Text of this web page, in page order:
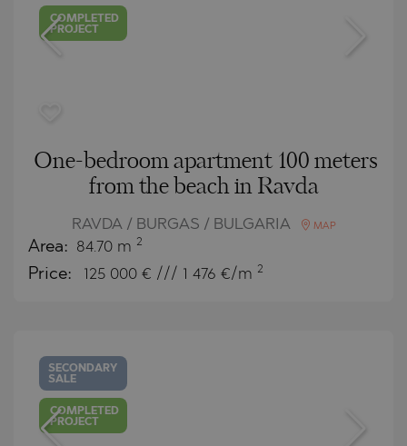
COMPLETED
PROJECT
One-bedroom apartment 100 meters
from the beach in Ravda
RAVDA / BURGAS / BULGARIA MAP
Area: 84.70 m 2
Price: 125 000 € /// 1 476 €/m 2
SECONDARY
SALE
COMPLETED
PROJECT